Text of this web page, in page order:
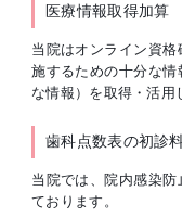
医療情報取得加算
当院はオンライン資
施するための十分な
な情報）を取得・活用
歯科点数表の初診
当院では、院内感染
ております。